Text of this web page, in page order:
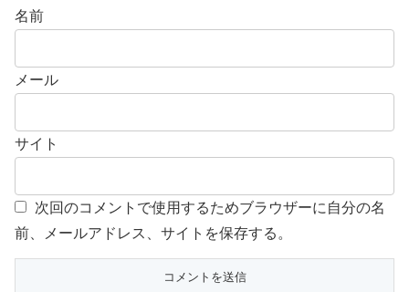
名前
メール
サイト
次回のコメントで使用するためブラウザーに自分の名
前、メールアドレス、サイトを保存する。